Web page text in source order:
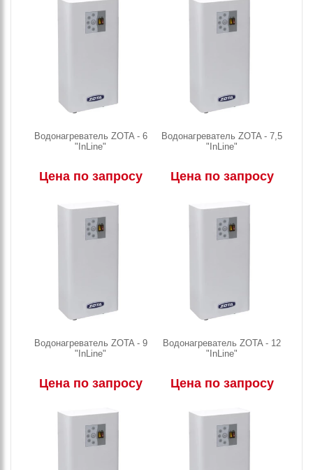
Водонагреватель ZOTA - 6
"InLine"
Цена по запросу
Водонагреватель ZOTA - 7,5
"InLine"
Цена по запросу
Водонагреватель ZOTA - 9
"InLine"
Цена по запросу
Водонагреватель ZOTA - 12
"InLine"
Цена по запросу